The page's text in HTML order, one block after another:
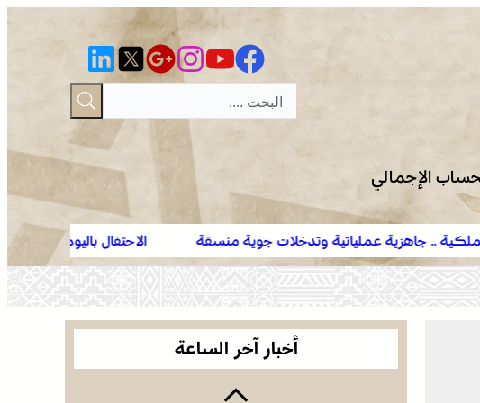
الإجمالي
وتدخلات جوية منسقة
الاحتفال باليوم الوطني للمغاربة المقيمين
المقيمون بالخارج في خدمة أوراش المغرب 2030”
أخبار آخر الساعة
التعاون في مجال الهجرة .. إعادة القاصرين غير المرفوقين
مسألة مبدأ قائمة على التعليمات الملكية السامية
(مصدر دبلوماسي)
القوات المسلحة الملكية .. جاهزية عملياتية وتدخلات
جوية منسقة لمكافحة حرائق الغابات